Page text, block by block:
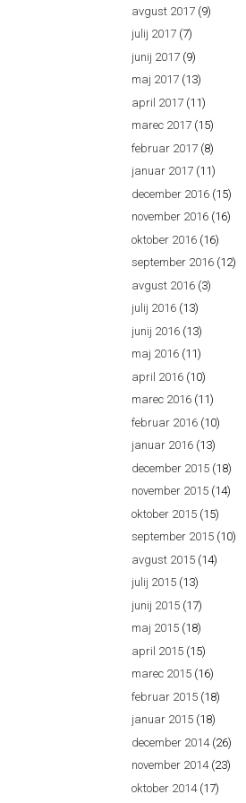
avgust 2017 (9)
julij 2017 (7)
junij 2017 (9)
maj 2017 (13)
april 2017 (11)
marec 2017 (15)
februar 2017 (8)
januar 2017 (11)
december 2016 (15)
november 2016 (16)
oktober 2016 (16)
september 2016 (12)
avgust 2016 (3)
julij 2016 (13)
junij 2016 (13)
maj 2016 (11)
april 2016 (10)
marec 2016 (11)
februar 2016 (10)
januar 2016 (13)
december 2015 (18)
november 2015 (14)
oktober 2015 (15)
september 2015 (10)
avgust 2015 (14)
julij 2015 (13)
junij 2015 (17)
maj 2015 (18)
april 2015 (15)
marec 2015 (16)
februar 2015 (18)
januar 2015 (18)
december 2014(26)
november 2014(23)
oktober 2014(17)